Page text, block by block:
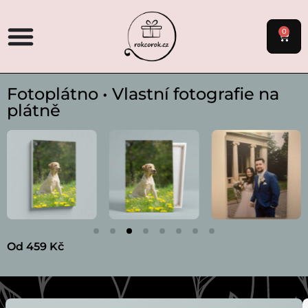
0
Fotoplátno • Vlastní fotografie na
plátně
Od 459 Kč